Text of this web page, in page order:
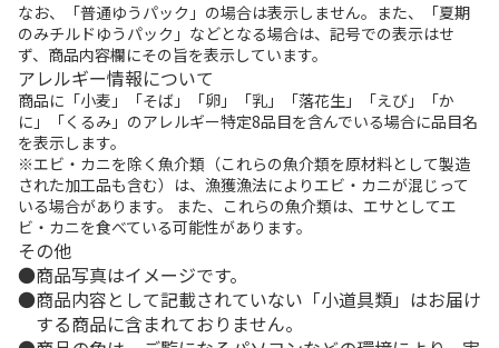
なお、「普通ゆうパック」の場合は表示しません。また、「夏期
のみチルドゆうパック」などとなる場合は、記号での表示はせ
ず、商品内容欄にその旨を表示しています。
アレルギー情報について
商品に「小麦」「そば」「卵」「乳」「落花生」「えび」「か
に」「くるみ」のアレルギー特定8品目を含んでいる場合に品目名
を表示します。
※エビ・カニを除く魚介類（これらの魚介類を原材料として製造
された加工品も含む）は、漁獲漁法によりエビ・カニが混じって
いる場合があります。 また、これらの魚介類は、エサとしてエ
ビ・カニを食べている可能性があります。
その他
商品写真はイメージです。
商品内容として記載されていない「小道具類」はお届け
する商品に含まれておりません。